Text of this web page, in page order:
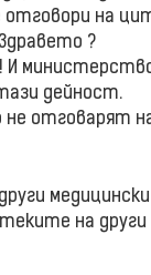
на
?
И
дейност.
отговарят
на